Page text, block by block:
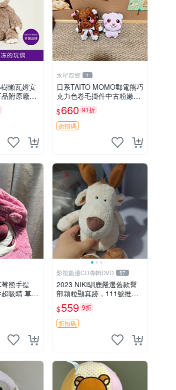
懶瓦姆安
附原廠吊
薰衣草可
齡層，冷
趣，不容
冷感
水星百貨 1
日系TAITO MOMO郵電熊巧
克力色卷毛掛件中古粉嫩玩
偶微瑕推薦 postpet momo
郵電熊 中古玩偶
$660 91折
折扣碼
熊手提
吸睛 草莓
件 可愛port
影視動漫CD專輯DVD 57
2023 NIKI馴鹿嚴選舊款臀
部顆粒顯真跡，111號推薦
珍藏品 馴鹿 舊款 尾巴顆粒
$559 9折
折扣碼